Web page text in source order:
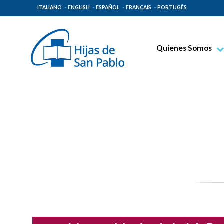
ITALIANO ENGLISH ESPAÑOL FRANÇAIS PORTUGÊS
Quienes Somos